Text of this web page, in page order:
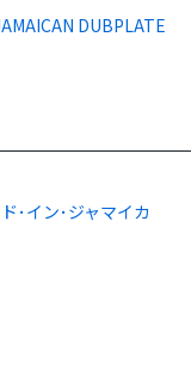
DUBPLATE
･イン･ジャマイカ